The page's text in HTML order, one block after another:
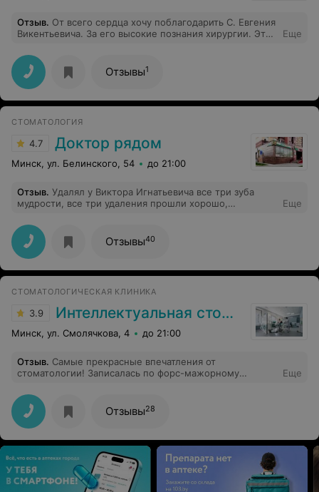
Отзыв. От всего сердца хочу поблагодарить С. Евгения
Викентьевича. За его высокие познания хирургии. Это
деле с ЗОЛОТЫМИ РУКАМИ. На протяжении 10 дней, я
обратилась во многие стамотологический клиники, где
все предлогала все удалить и поставить импланты. В
Советской стамотологии боролись за живые зубы, а
так же лечили и спасали любой зуб. А современная
характера-были бы деньги!! Все вырвем, и все
поставим!!!)))) Деньги-деньгами, прибыль-прибылью,
но о людях нельзя забывать! На столько
внимательного, детально разбирающегося в сложных
случаях и исправление их. Редко повезёт - попасть к
врачу. Ваша забота о людях в профессии очень
дорогого стоит!!! Успехов Вам и вашей команде.
Еще
Отзывы1
СТОМАТОЛОГИЯ
4.7 Доктор рядом
Минск, ул. Белинского, 54 до 21:00
Отзыв. Удалял у Виктора Игнатьевича все три зуба
мудрости, все три удаления прошли хорошо,
рекомендую!
Еще
Отзывы40
СТОМАТОЛОГИЧЕСКАЯ КЛИНИКА
3.9 Интеллектуальная стоматология
Минск, ул. Смолячкова, 4 до 21:00
Отзыв. Самые прекрасные впечатления от
стоматологии! Записалась по форс-мажорному
приняли вовремя. Врач каким-то виртуозным образом
все исправила, я провела в кресле не более 30 минут.
И все так заботливо, никакого дискомфорта ни до, ни
после процедуры. Пока это самая профессиональная
стоматологическая клиника, которую я встречала.
Отныне - хожу только туда. Спасибо!
Еще
Отзывы28